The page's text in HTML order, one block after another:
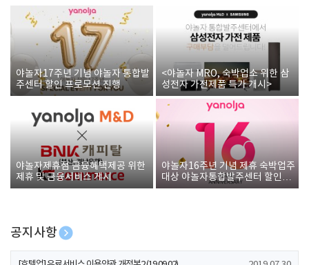
야놀자17주년 기념 야놀자 통합발
주센터 할인 프로모션 진행
<야놀자 MRO, 숙박업소 위한 삼
성전자 가전제품 특가 개시>
야놀자제휴점 금융혜택제공 위한
제휴 및 금융서비스 게시
야놀자16주년 기념 제휴 숙박업주
대상 야놀자통합발주센터 할인쿠
폰 증정
공지사항
[호텔업] 개인정보 처리방침 개정본1 (19.09.02)